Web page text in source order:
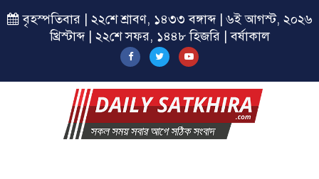
বৃহস্পতিবার | ২২শে শ্রাবণ, ১৪৩৩ বঙ্গাব্দ | ৬ই আগস্ট, ২০২৬
খ্রিস্টাব্দ | ২২শে সফর, ১৪৪৮ হিজরি | বর্ষাকাল